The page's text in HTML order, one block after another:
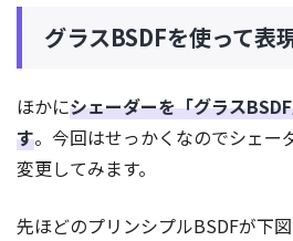
グラスBSDFを使って表
ほかにシェーダーを「グラス
す。今回はせっかくなのでシェー
変更してみます。
先ほどのプリンシプルBSDFが下